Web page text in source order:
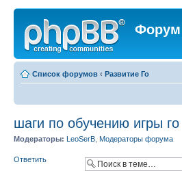
Форум
Список форумов ‹ Развитие Го
шаги по обучению игры го
Модераторы: LeoSerB Модераторы форума
Ответить